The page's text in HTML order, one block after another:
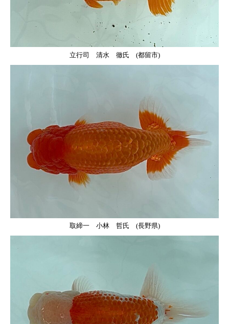
立行司 清水 徹氏 (都留市)
取締一 小林 哲氏 (長野県)